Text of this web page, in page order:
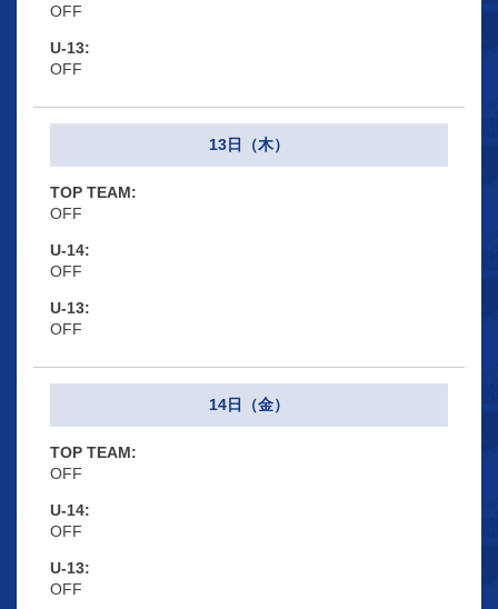
OFF
OFF
13日（木）
OFF
OFF
OFF
14日（金）
OFF
OFF
OFF